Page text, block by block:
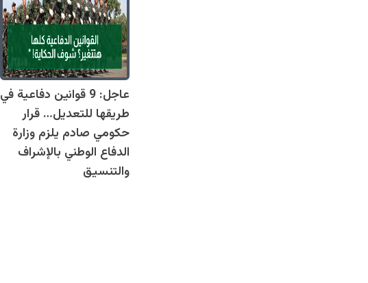
عاجل: 9 قوانين دفاعية في
طريقها للتعديل… قرار
حكومي صادم يلزم وزارة
الدفاع الوطني بالإشراف
والتنسيق